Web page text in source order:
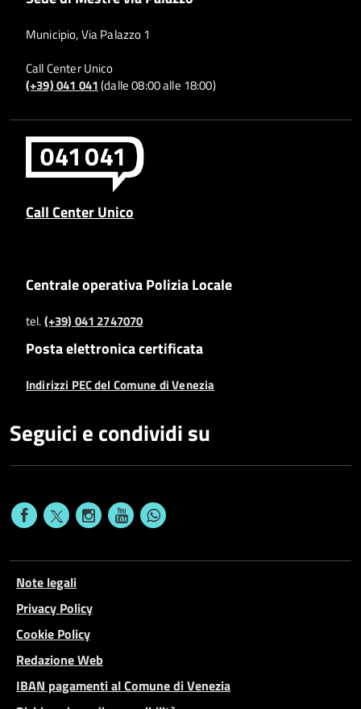
Municipio, Via Palazzo 1
Call Center Unico
(+39) 041 041(dalle 08:00 alle 18:00)
Call Center Unico
Centrale operativa Polizia Locale
tel.(+39) 041 2747070
Posta elettronica certificata
Indirizzi PEC del Comune di Venezia
Seguici e condividi su
Note legali
Privacy Policy
Cookie Policy
Redazione Web
IBAN pagamenti al Comune di Venezia